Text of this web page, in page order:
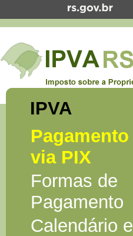
IPVA
Pagamento
via PIX
Formas de
Pagamento
Calendário e